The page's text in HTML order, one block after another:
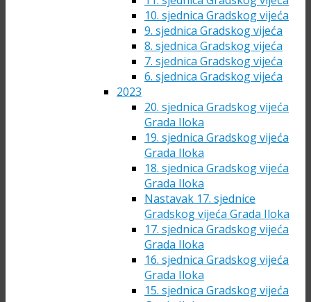
10. sjednica Gradskog vijeća
9. sjednica Gradskog vijeća
8. sjednica Gradskog vijeća
7. sjednica Gradskog vijeća
6. sjednica Gradskog vijeća
2023
20. sjednica Gradskog vijeća
Grada Iloka
19. sjednica Gradskog vijeća
Grada Iloka
18. sjednica Gradskog vijeća
Grada Iloka
Nastavak 17. sjednice
Gradskog vijeća Grada Iloka
17. sjednica Gradskog vijeća
Grada Iloka
16. sjednica Gradskog vijeća
Grada Iloka
15. sjednica Gradskog vijeća